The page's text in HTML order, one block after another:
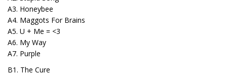
A3. Honeybee
A4. Maggots For Brains
A5. U + Me = <3
A6. My Way
A7. Purple
B1. The Cure